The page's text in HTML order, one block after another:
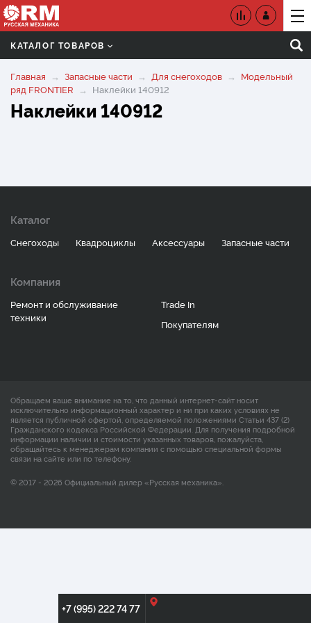
КАТАЛОГ ТОВАРОВ
Главная Запасные части Для снегоходов
Модельный
ряд FRONTIER
Наклейки 140912
Наклейки 140912
Каталог
Снегоходы Квадроциклы Аксессуары Запасные части
Компания
Ремонт и обслуживание
техники
Trade In
Покупателям
+7 (995) 222 74 77
Обращаем ваше внимание на то, что данный интернет-сайт носит
исключительно информационный характер и ни при каких условиях не
является публичной офертой, определяемой положениями Статьи 437 (2)
Гражданского кодекса Российской Федерации. Для получения подробной
информации наличии и стоимости указанных товаров, пожалуйста,
обращайтесь к менеджерам компании с помощью специальной формы
связи на сайте или по телефону.
© 2017 - 2026 Официальный дилер «Русская механика».